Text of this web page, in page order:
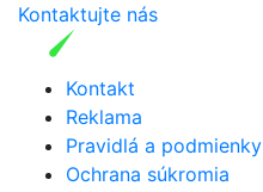
Kontaktujte nás
Kontakt
Reklama
Pravidlá a podmienky
Ochrana súkromia